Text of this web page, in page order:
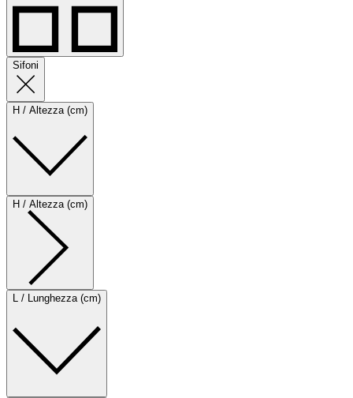
Sifoni
H / Altezza (cm)
H / Altezza (cm)
L / Lunghezza (cm)